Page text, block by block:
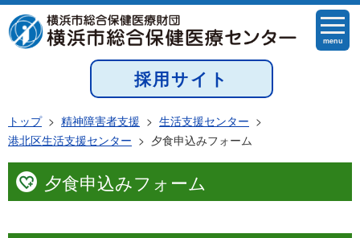
menu
採用サイト
トップ> 精神障害者支援 > 生活支援センター >
港北区生活支援センター > 夕食申込みフォーム
夕食申込みフォーム